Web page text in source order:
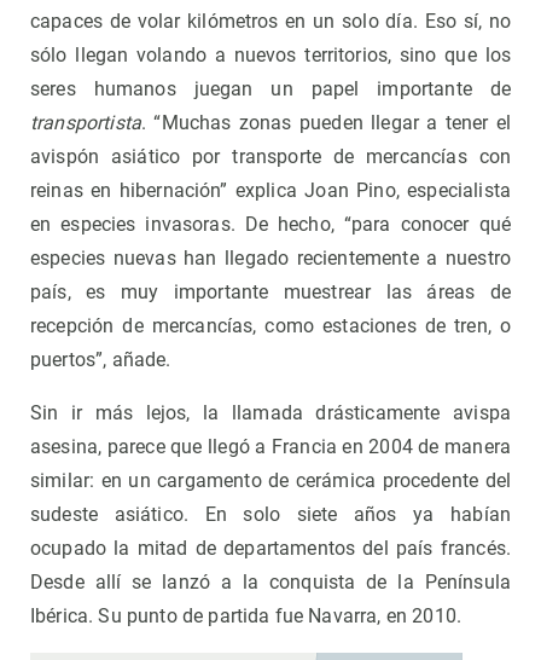
capaces de volar kilómetros en un solo día. Eso sí, no
sólo llegan volando a nuevos territorios, sino que los
seres humanos juegan un papel importante de
transportista. “Muchas zonas pueden llegar a tener el
avispón asiático por transporte de mercancías con
reinas en hibernación” explica Joan Pino, especialista
en especies invasoras. De hecho, “para conocer qué
especies nuevas han llegado recientemente a nuestro
país, es muy importante muestrear las áreas de
recepción de mercancías, como estaciones de tren, o
puertos”, añade.
Sin ir más lejos, la llamada drásticamente avispa
asesina, parece que llegó a Francia en 2004 de manera
similar: en un cargamento de cerámica procedente del
sudeste asiático. En solo siete años ya habían
ocupado la mitad de departamentos del país francés.
Desde allí se lanzó a la conquista de la Península
Ibérica. Su punto de partida fue Navarra, en 2010.